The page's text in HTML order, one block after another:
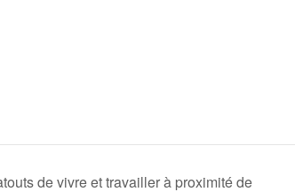
de vivre et travailler à proximité de